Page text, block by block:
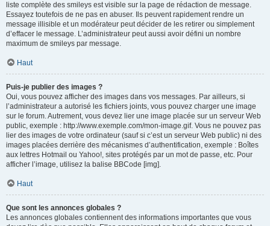
liste complète des smileys est visible sur la page de rédaction de message.
Essayez toutefois de ne pas en abuser. Ils peuvent rapidement rendre un
message illisible et un modérateur peut décider de les retirer ou simplement
d’effacer le message. L’administrateur peut aussi avoir défini un nombre
maximum de smileys par message.
Haut
Puis-je publier des images ?
Oui, vous pouvez afficher des images dans vos messages. Par ailleurs, si
l’administrateur a autorisé les fichiers joints, vous pouvez charger une image
sur le forum. Autrement, vous devez lier une image placée sur un serveur Web
public, exemple : http://www.exemple.com/mon-image.gif. Vous ne pouvez pas
lier des images de votre ordinateur (sauf si c’est un serveur Web public) ni des
images placées derrière des mécanismes d’authentification, exemple : Boîtes
aux lettres Hotmail ou Yahoo!, sites protégés par un mot de passe, etc. Pour
afficher l’image, utilisez la balise BBCode [img].
Haut
Que sont les annonces globales ?
Les annonces globales contiennent des informations importantes que vous